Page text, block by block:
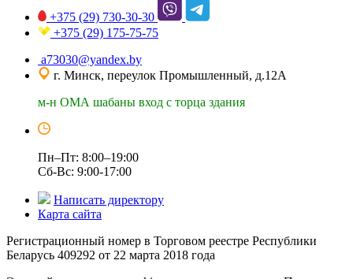
+375 (29) 730-30-30
+375 (29) 175-75-75
a73030@yandex.by
г. Минск, переулок Промышленный, д.12А
м-н ОМА шабаны вход с торца здания
Пн–Пт: 8:00–19:00
Сб-Вс: 9:00-17:00
Написать директору
Карта сайта
Регистрационный номер в Торговом реестре Республики
Беларусь 409292 от 22 марта 2018 года